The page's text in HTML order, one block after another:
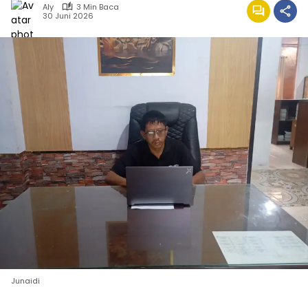
Aly
3 Min Baca
30 Juni 2026
Junaidi